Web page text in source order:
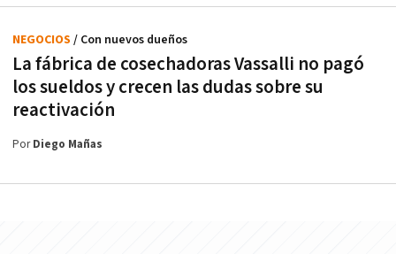
La fábrica de cosechadoras Vassalli no pagó
los sueldos y crecen las dudas sobre su
reactivación
NEGOCIOS / Con nuevos dueños
PorDiego Mañas